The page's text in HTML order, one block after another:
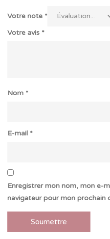
Votre note *
Votre avis *
Nom *
E-mail *
Enregistrer mon nom, mon e-
navigateur pour mon prochain